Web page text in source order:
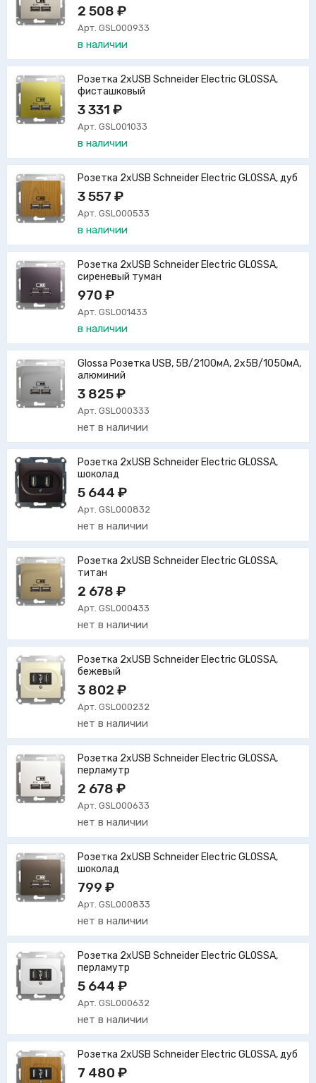
2 508 ₽
Арт. GSL000933
в наличии
Розетка 2xUSB Schneider Electric GLOSSA,
фисташковый
3 331 ₽
Арт. GSL001033
в наличии
Розетка 2xUSB Schneider Electric GLOSSA, дуб
3 557 ₽
Арт. GSL000533
в наличии
Розетка 2xUSB Schneider Electric GLOSSA,
сиреневый туман
970 ₽
Арт. GSL001433
в наличии
Glossa Розетка USB, 5В/2100мА, 2х5В/1050мА,
алюминий
3 825 ₽
Арт. GSL000333
нет в наличии
Розетка 2xUSB Schneider Electric GLOSSA,
шоколад
5 644 ₽
Арт. GSL000832
нет в наличии
Розетка 2xUSB Schneider Electric GLOSSA,
титан
2 678 ₽
Арт. GSL000433
нет в наличии
Розетка 2xUSB Schneider Electric GLOSSA,
бежевый
3 802 ₽
Арт. GSL000232
нет в наличии
Розетка 2xUSB Schneider Electric GLOSSA,
перламутр
2 678 ₽
Арт. GSL000633
нет в наличии
Розетка 2xUSB Schneider Electric GLOSSA,
шоколад
799 ₽
Арт. GSL000833
нет в наличии
Розетка 2xUSB Schneider Electric GLOSSA,
перламутр
5 644 ₽
Арт. GSL000632
нет в наличии
Розетка 2xUSB Schneider Electric GLOSSA, дуб
7 480 ₽